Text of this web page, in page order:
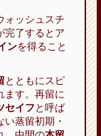
ォッシュスチ
完了するとア
ンを得ること
とともにスピ
ます。再留に
セイフと呼ば
蒸留初期・